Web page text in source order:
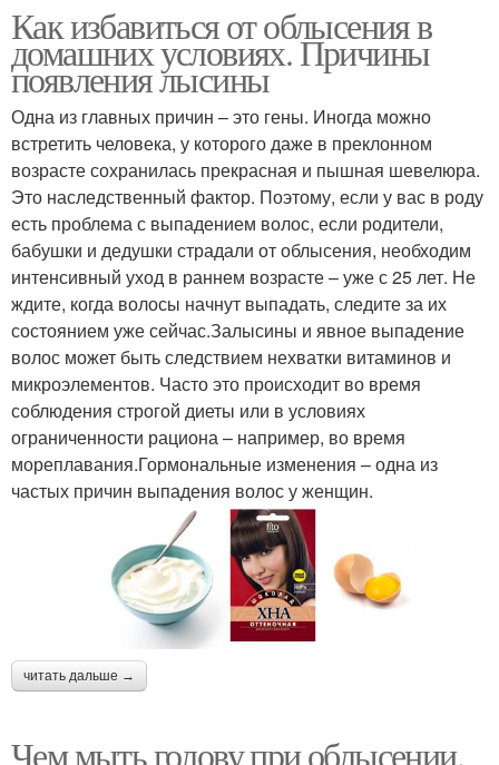
Как избавиться от облысения в
домашних условиях. Причины
появления лысины
Одна из главных причин – это гены. Иногда можно
встретить человека, у которого даже в преклонном
возрасте сохранилась прекрасная и пышная шевелюра.
Это наследственный фактор. Поэтому, если у вас в роду
есть проблема с выпадением волос, если родители,
бабушки и дедушки страдали от облысения, необходим
интенсивный уход в раннем возрасте – уже с 25 лет. Не
ждите, когда волосы начнут выпадать, следите за их
состоянием уже сейчас.Залысины и явное выпадение
волос может быть следствием нехватки витаминов и
микроэлементов. Часто это происходит во время
соблюдения строгой диеты или в условиях
ограниченности рациона – например, во время
мореплавания.Гормональные изменения – одна из
частых причин выпадения волос у женщин.
читать дальше →
Чем мыть голову при облысении.